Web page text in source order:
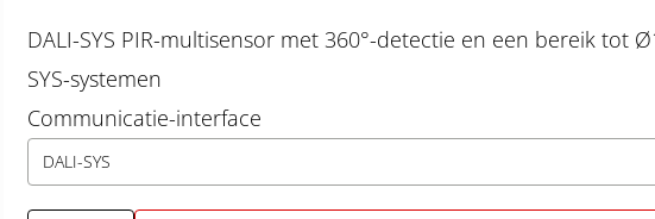
DALI-SYS PIR-multisensor met 360°-detectie en een bereik tot
SYS-systemen
Communicatie-interface
DALI-SYS